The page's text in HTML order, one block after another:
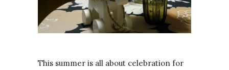
This summer is all about celebration for